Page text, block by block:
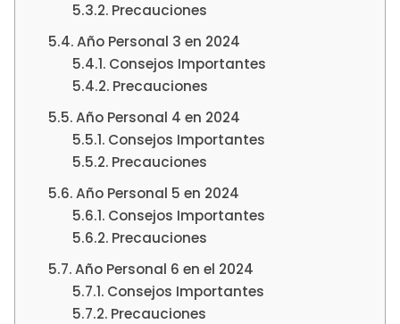
Precauciones
Año Personal 3 en 2024
Consejos Importantes
Precauciones
Año Personal 4 en 2024
Consejos Importantes
Precauciones
Año Personal 5 en 2024
Consejos Importantes
Precauciones
Año Personal 6 en el 2024
Consejos Importantes
Precauciones